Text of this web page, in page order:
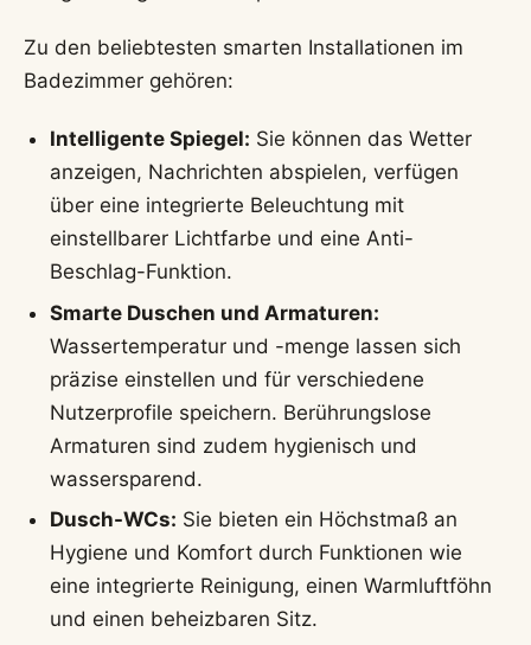
Zu den beliebtesten smarten Installationen im
Badezimmer gehören:
Intelligente Spiegel: Sie können das Wetter
anzeigen, Nachrichten abspielen, verfügen
über eine integrierte Beleuchtung mit
einstellbarer Lichtfarbe und eine Anti-
Beschlag-Funktion.
Smarte Duschen und Armaturen:
Wassertemperatur und -menge lassen sich
präzise einstellen und für verschiedene
Nutzerprofile speichern. Berührungslose
Armaturen sind zudem hygienisch und
wassersparend.
Dusch-WCs: Sie bieten ein Höchstmaß an
Hygiene und Komfort durch Funktionen wie
eine integrierte Reinigung, einen Warmluftföhn
und einen beheizbaren Sitz.